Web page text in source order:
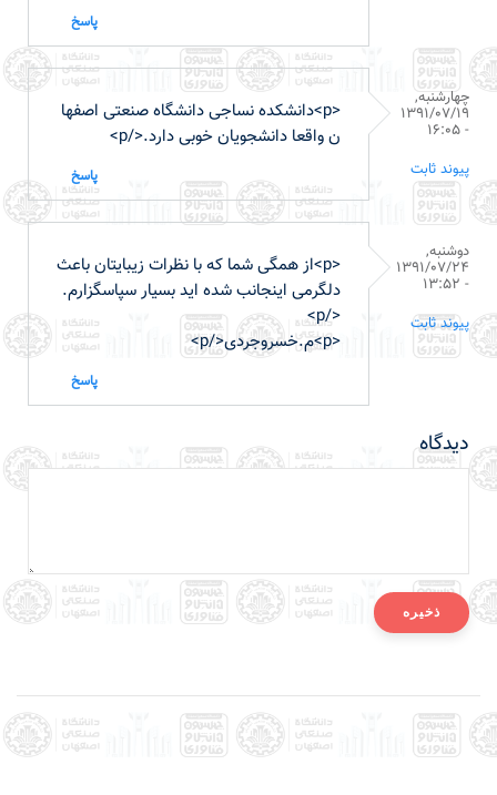
پاسخ
چهارشنبه,
1391/07/19
- 16:05
پیوند ثابت
<p>دانشکده نساجی دانشگاه صنعتی اصفها
ن واقعا دانشجویان خوبی دارد.</p>
پاسخ
دوشنبه,
1391/07/24
- 13:52
پیوند ثابت
<p>از همگی شما که با نظرات زیبایتان باعث
دلگرمی اینجانب شده اید بسیار سپاسگزارم.
</p>
<p>م.خسروجردی</p>
پاسخ
دیدگاه